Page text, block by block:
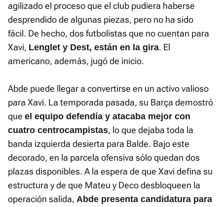
agilizado el proceso que el club pudiera haberse
desprendido de algunas piezas, pero no ha sido
fácil. De hecho, dos futbolistas que no cuentan para
Xavi, Lenglet y Dest, están en la gira. El
americano, además, jugó de inicio.
Abde puede llegar a convertirse en un activo valioso
para Xavi. La temporada pasada, su Barça demostró
que el equipo defendía y atacaba mejor con
cuatro centrocampistas, lo que dejaba toda la
banda izquierda desierta para Balde. Bajo este
decorado, en la parcela ofensiva sólo quedan dos
plazas disponibles. A la espera de que Xavi defina su
estructura y de que Mateu y Deco desbloqueen la
operación salida, Abde presenta candidatura para